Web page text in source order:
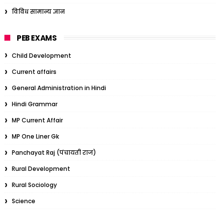
विविध सामान्य ज्ञान
PEB EXAMS
Child Development
Current affairs
General Administration in Hindi
Hindi Grammar
MP Current Affair
MP One Liner Gk
Panchayat Raj (पंचायती राज)
Rural Development
Rural Sociology
Science